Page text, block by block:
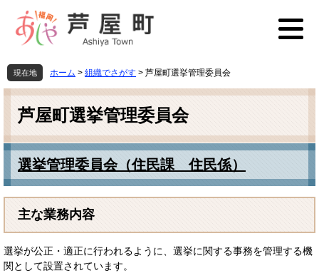
先
頭
を
飛
本
現在地 ホーム > 組織でさがす > 芦屋町選挙管理委員会
本
芦屋町選挙管理委員会
選挙管理委員会（住民課 住民係）
主な業務内容
選挙が公正・適正に行われるように、選挙に関する事務を管理する機
関として設置されています。